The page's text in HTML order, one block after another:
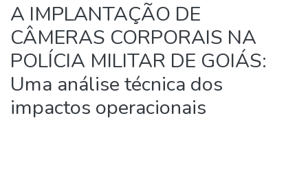
A IMPLANTAÇÃO DE
CÂMERAS CORPORAIS NA
POLÍCIA MILITAR DE GOIÁS:
Uma análise técnica dos
impactos operacionais